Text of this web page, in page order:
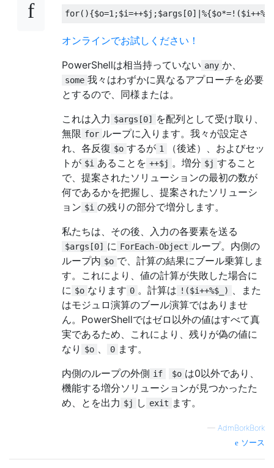
for(){$o=1 ;$i=++$j ;$args [0]|%{$o*=!($i++%
オンラインでお試しください！
PowerShellは相当持っていない any か、
some 我々はわずかに異なるアプローチを必要
とするので、同様または。
これは入力 $args[0]
を配列として受け取り、
無限 for ループに入ります。我々が設定さ
れ、各反復 $o するが 1
（後述）、およびセッ
トが $i あることを ++$j 。増分 $j すること
で、提案されたソリューションの最初の数が
何であるかを把握し、提案されたソリューシ
ョン $i の残りの部分で増分します。
私たちは、その後、入力の各要素を送る
$args[0] に ForEach-Object ループ。内側の
ループ内 $o で、計算の結果にブール乗算しま
す。これにより、値の計算が失敗した場合に
に $o なります 0 。計算は !($i++%$_) 、また
はモジュロ演算のブール演算ではありませ
ん。PowerShellではゼロ以外の値はすべて真
実であるため、これにより、残りが偽の値に
なり
$o 、 0 ます。
内側のループの外側 if $o は0以外であり、
機能する増分ソリューションが見つかったた
め、とを出力 $j し exit ます。
— AdmBorkBork
ソース